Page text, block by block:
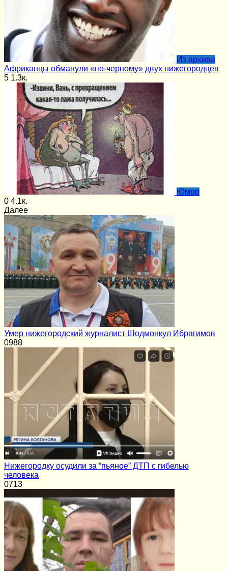
Из архива
Африканцы обманули «по-черному» двух нижегородцев
5 1.3к.
Юмор
0 4.1к.
Далее
Умер нижегородский журналист Шодмонкул Ибрагимов
0988
Нижегородку осудили за “пьяное” ДТП с гибелью
человека
0713